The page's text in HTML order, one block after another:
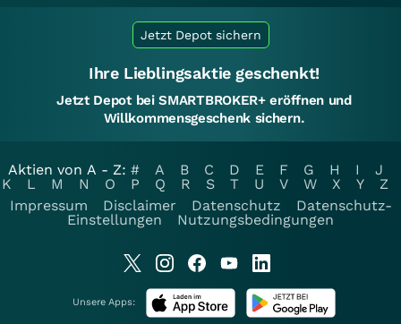
Jetzt Depot sichern
Ihre Lieblingsaktie geschenkt!
Jetzt Depot bei SMARTBROKER+ eröffnen und
Willkommensgeschenk sichern.
Aktien von A - Z: # A B C D E F G H I
J
K
L M N O P Q R S T U V W X Y
Z
Impressum
Disclaimer Datenschutz
Datenschutz-
Einstellungen
Nutzungsbedingungen
Unsere Apps: